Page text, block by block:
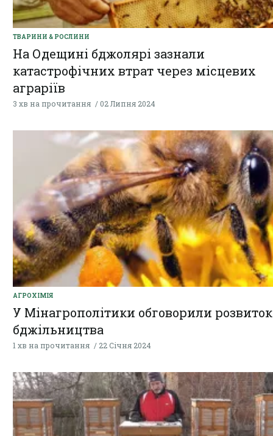
ТВАРИНИ & РОСЛИНИ
На Одещині бджолярі зазнали
катастрофічних втрат через місцевих
аграріїв
3 хв на прочитання 02 Липня 2024
AГРОХІМІЯ
У Мінагрополітики обговорили розвиток
бджільництва
1 хв на прочитання 22 Січня 2024